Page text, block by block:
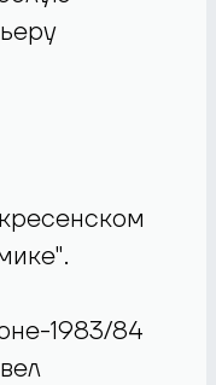
1983/84